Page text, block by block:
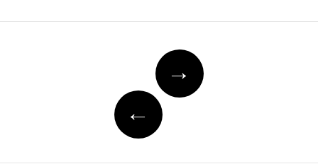
Navegación
artículos
→
←